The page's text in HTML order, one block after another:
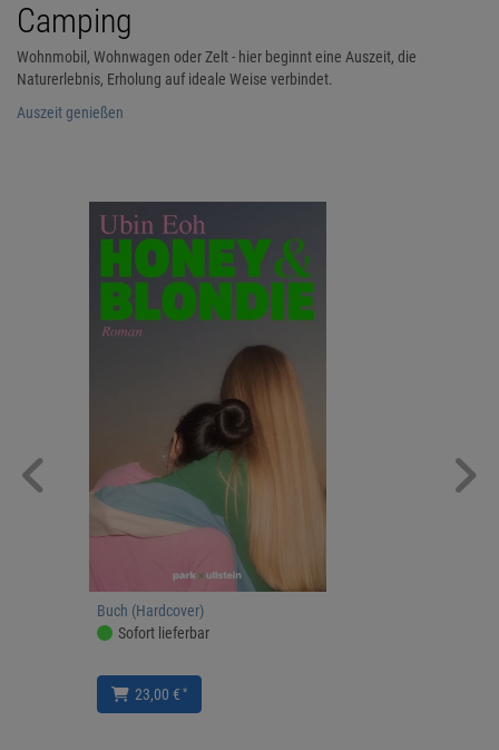
Camping
Wohnmobil, Wohnwagen oder Zelt - hier beginnt eine Auszeit, die
Naturerlebnis, Erholung auf ideale Weise verbindet.
Auszeit genießen
Buch (Hardcover)
Sofort lieferbar
23,00 € *